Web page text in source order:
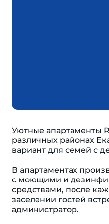
Уютные апартаменты
различных районах
вариант для семей с
В апартаментах
с моющими и
средствами, после
заселении гостей
администратор.